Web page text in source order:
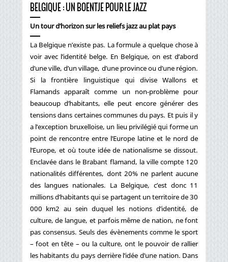
BELGIQUE : UN BOENTJE POUR LE JAZZ
Un tour d’horizon sur les reliefs jazz au plat pays
La Belgique n’existe pas. La formule a quelque chose à
voir avec l’identité belge. En Belgique, on est d’abord
d’une ville, d’un village, d’une province ou d’une région.
Si la frontière linguistique qui divise Wallons et
Flamands apparaît comme un non-problème pour
beaucoup d’habitants, elle peut encore générer des
tensions dans certaines communes du pays. Et puis il y
a l’exception bruxelloise, un lieu privilégié qui forme un
point de rencontre entre l’Europe latine et le nord de
l’Europe, et où toute idée de nationalisme se dissout.
Enclavée dans le Brabant flamand, la ville compte 120
nationalités différentes, dont 20% ne parlent aucune
des langues nationales. La Belgique, c’est donc 11
millions d’habitants qui se partagent un territoire de 30
000 km2 au sein duquel les notions d’identité, de
culture, de langue, et parfois même de nation, ne font
pas consensus. Seuls des évènements comme le sport
– foot en tête – ou la culture, ont le pouvoir de rallier
les habitants du pays derrière l’idée d’une nation. Dans